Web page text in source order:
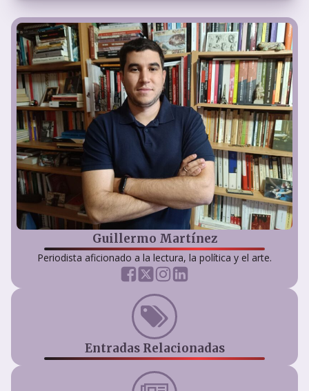
Guillermo Martínez
Periodista aficionado a la lectura, la política y el arte.
Entradas Relacionadas